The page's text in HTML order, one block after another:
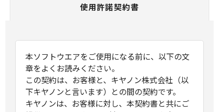
使用許諾契約書
本ソフトウエアをご使用になる前に、以下の文
章をよくお読みください。
この契約は、お客様と、キヤノン株式会社（以
下キヤノンと言います）との間の契約です。
キヤノンは、お客様に対し、本契約書と共にご